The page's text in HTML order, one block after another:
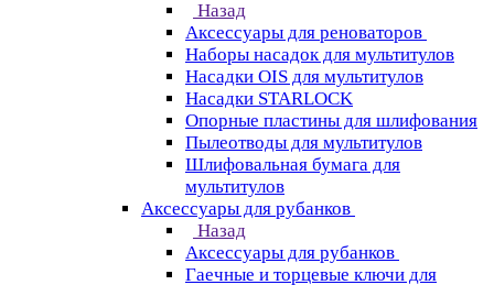
Назад
Аксессуары для реноваторов
Наборы насадок для мультитулов
Насадки OIS для мультитулов
Насадки STARLOCK
Опорные пластины для шлифования
Пылеотводы для мультитулов
Шлифовальная бумага для
мультитулов
Аксессуары для рубанков
Назад
Аксессуары для рубанков
Гаечные и торцевые ключи для